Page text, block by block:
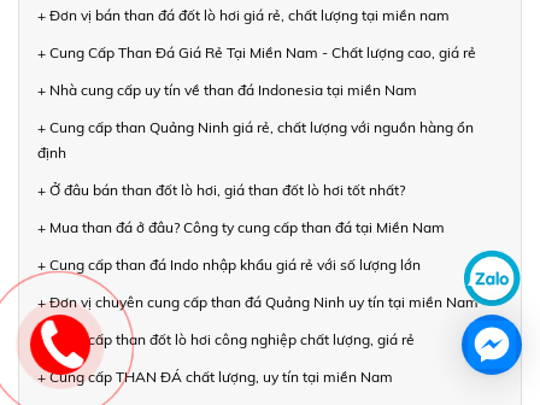
+ Đơn vị bán than đá đốt lò hơi giá rẻ, chất lượng tại miền nam
+ Cung Cấp Than Đá Giá Rẻ Tại Miền Nam - Chất lượng cao, giá rẻ
+ Nhà cung cấp uy tín về than đá Indonesia tại miền Nam
+ Cung cấp than Quảng Ninh giá rẻ, chất lượng với nguồn hàng ổn
định
+ Ở đâu bán than đốt lò hơi, giá than đốt lò hơi tốt nhất?
+ Mua than đá ở đâu? Công ty cung cấp than đá tại Miền Nam
+ Cung cấp than đá Indo nhập khẩu giá rẻ với số lượng lớn
+ Đơn vị chuyên cung cấp than đá Quảng Ninh uy tín tại miền Nam
+ Cung cấp than đốt lò hơi công nghiệp chất lượng, giá rẻ
+ Cung cấp THAN ĐÁ chất lượng, uy tín tại miền Nam